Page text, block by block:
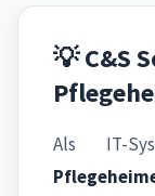
💡 C&S
Als IT-